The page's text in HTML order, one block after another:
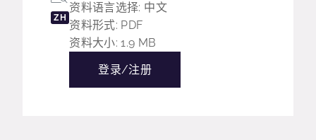
ZH
资料语言选择: 中文
资料形式: PDF
资料大小: 1.9 MB
登录/注册